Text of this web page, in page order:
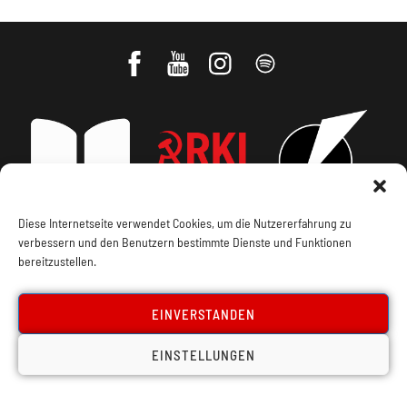
Diese Internetseite verwendet Cookies, um die Nutzererfahrung zu
verbessern und den Benutzern bestimmte Dienste und Funktionen
bereitzustellen.
EINVERSTANDEN
EINSTELLUNGEN
Impressum, Offenlegung Cookie Policy